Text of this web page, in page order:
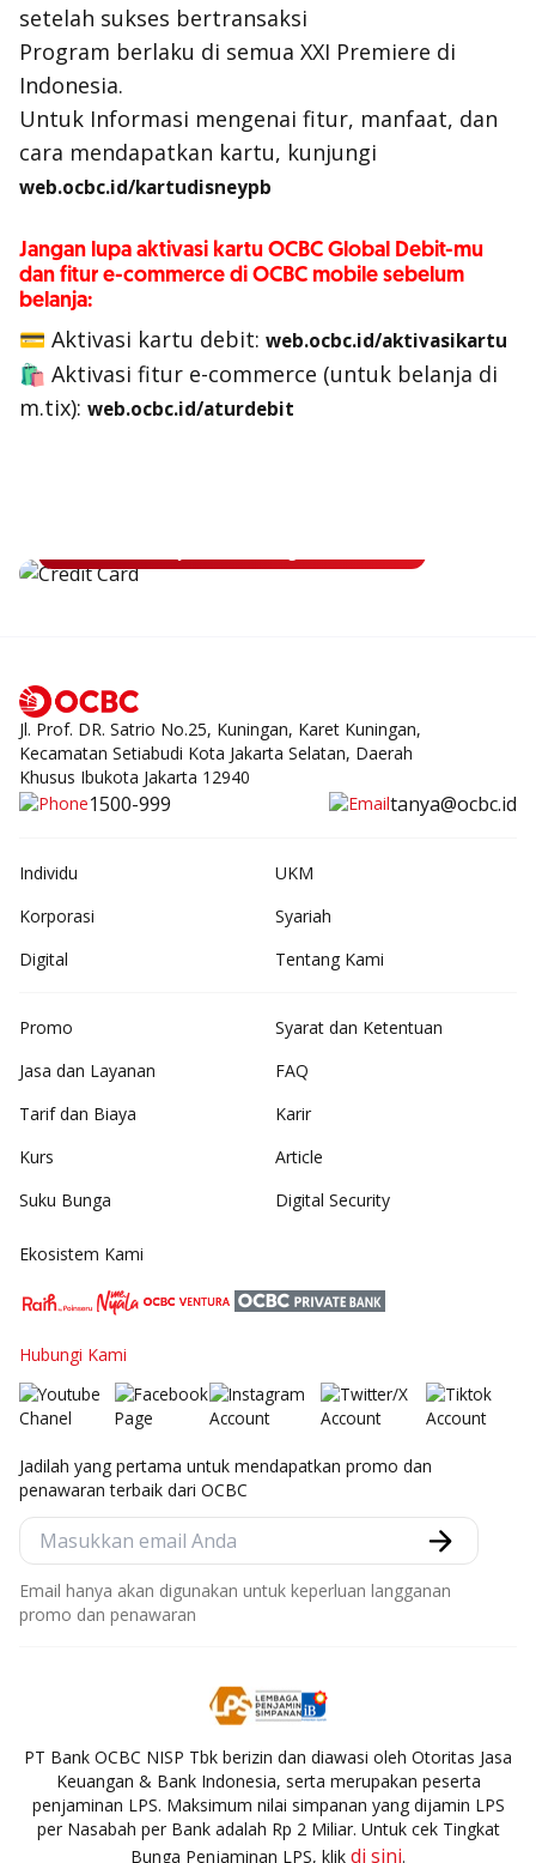
setelah sukses bertransaksi
Program berlaku di semua XXI Premiere di
Indonesia.
Untuk Informasi mengenai fitur, manfaat, dan
cara mendapatkan kartu, kunjungi
web.ocbc.id/kartudisneypb
Jangan lupa aktivasi kartu OCBC Global Debit-mu
dan fitur e-commerce di OCBC mobile sebelum
belanja:
💳 Aktivasi kartu debit: web.ocbc.id/aktivasikartu
🛍 Aktivasi fitur e-commerce (untuk belanja di
m.tix): web.ocbc.id/aturdebit
Jl. Prof. DR. Satrio No.25, Kuningan, Karet Kuningan,
Kecamatan Setiabudi Kota Jakarta Selatan, Daerah
Khusus Ibukota Jakarta 12940
1500-999 tanya@ocbc.id
Individu
UKM
Korporasi
Syariah
Digital
Tentang Kami
Promo
Jasa dan Layanan
Tarif dan Biaya
Kurs
Suku Bunga
Syarat dan Ketentuan
FAQ
Karir
Article
Digital Security
Ekosistem Kami
Hubungi Kami
Jadilah yang pertama untuk mendapatkan promo dan
penawaran terbaik dari OCBC
Email hanya akan digunakan untuk keperluan langganan
promo dan penawaran
PT Bank OCBC NISP Tbk berizin dan diawasi oleh Otoritas Jasa
Keuangan & Bank Indonesia, serta merupakan peserta
penjaminan LPS. Maksimum nilai simpanan yang dijamin LPS
per Nasabah per Bank adalah Rp 2 Miliar. Untuk cek Tingkat
Bunga Penjaminan LPS, klik di sini.